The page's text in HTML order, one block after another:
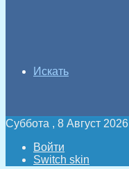
Искать
Суббота , 8 Август 2026
Войти
Switch skin